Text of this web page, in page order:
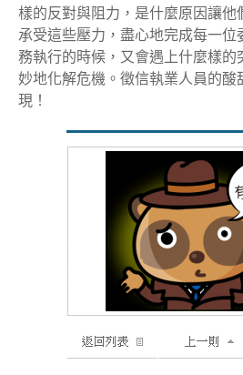
樣的反對與阻力，是什麼原因讓他
承受這些壓力，盡心地完成每一位
務執行的時候，又會遇上什麼樣的
妙地化解危機。徵信執業人員的酸
現！